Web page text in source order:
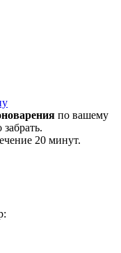
по вашему
20 минут.